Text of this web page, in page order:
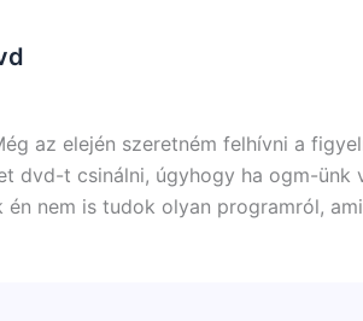
az elején szeretném felhívni a
dvd-t csinálni, úgyhogy ha ogm-ünk
nem is tudok olyan programról,